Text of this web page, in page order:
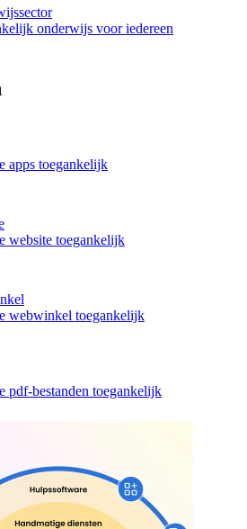
onderwijs voor iedereen
apps toegankelijk
website toegankelijk
webwinkel toegankelijk
pdf-bestanden toegankelijk